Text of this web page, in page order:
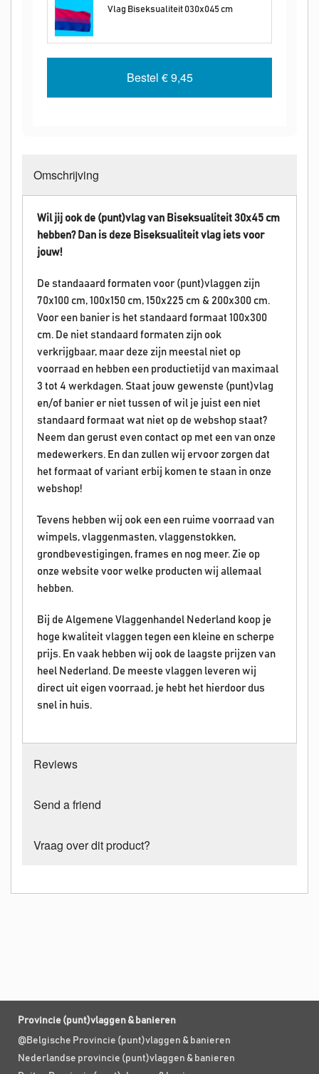
Vlag Biseksualiteit 030x045 cm
Bestel € 9,45
Omschrijving
Wil jij ook de (punt)vlag van Biseksualiteit 30x45 cm
hebben? Dan is deze Biseksualiteit vlag iets voor
jouw!
De standaaard formaten voor (punt)vlaggen zijn
70x100 cm, 100x150 cm, 150x225 cm & 200x300 cm.
Voor een banier is het standaard formaat 100x300
cm. De niet standaard formaten zijn ook
verkrijgbaar, maar deze zijn meestal niet op
voorraad en hebben een productietijd van maximaal
3 tot 4 werkdagen. Staat jouw gewenste (punt)vlag
en/of banier er niet tussen of wil je juist een niet
standaard formaat wat niet op de webshop staat?
Neem dan gerust even contact op met een van onze
medewerkers. En dan zullen wij ervoor zorgen dat
het formaat of variant erbij komen te staan in onze
webshop!
Tevens hebben wij ook een een ruime voorraad van
wimpels, vlaggenmasten, vlaggenstokken,
grondbevestigingen, frames en nog meer. Zie op
onze website voor welke producten wij allemaal
hebben.
Bij de Algemene Vlaggenhandel Nederland koop je
hoge kwaliteit vlaggen tegen een kleine en scherpe
prijs. En vaak hebben wij ook de laagste prijzen van
heel Nederland. De meeste vlaggen leveren wij
direct uit eigen voorraad, je hebt het hierdoor dus
snel in huis.
Reviews
Send a friend
Vraag over dit product?
Provincie (punt)vlaggen & banieren
@Belgische Provincie (punt)vlaggen & banieren
Nederlandse provincie (punt)vlaggen & banieren